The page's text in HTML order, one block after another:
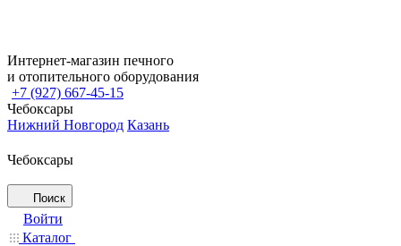
Интернет-магазин печного
и отопительного оборудования
+7 (927) 667-45-15
Чебоксары
Нижний Новгород Казань
Чебоксары
Поиск
Войти
Каталог